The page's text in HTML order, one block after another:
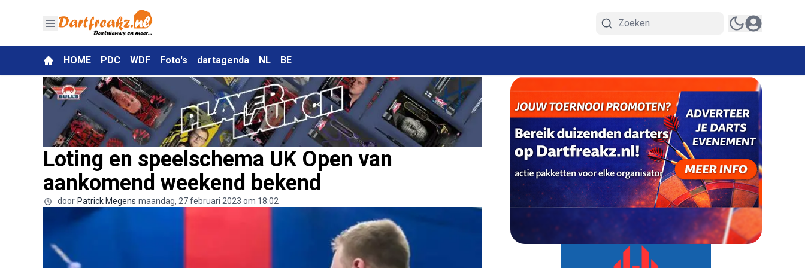
HOME PDC WDF Foto's dartagenda NL BE
Loting en speelschema UK Open van
aankomend weekend bekend
door Patrick Megens maandag, 27 februari 2023 om 18:02